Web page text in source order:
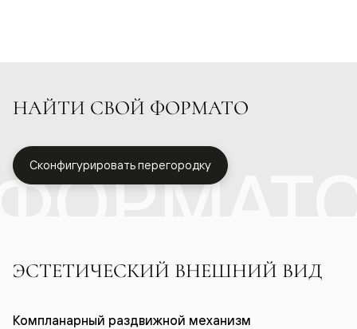
НАЙТИ СВОЙ ФОРМАТО
Сконфигурировать перегородку
ЭСТЕТИЧЕСКИЙ ВНЕШНИЙ ВИД
Компланарный раздвижной механизм